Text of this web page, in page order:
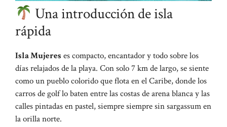
Una introducción de isla
rápida
Isla Mujeres es compacto, encantador y todo sobre los
días relajados de la playa. Con solo 7 km de largo, se siente
como un pueblo colorido que flota en el Caribe, donde los
carros de golf lo baten entre las costas de arena blanca y las
calles pintadas en pastel, siempre siempre sin sargassum en
la orilla norte.